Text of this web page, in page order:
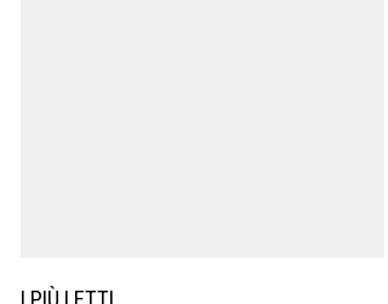
I PIÙ LETTI